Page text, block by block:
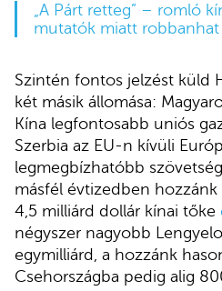
„A Párt retteg” – romló
mutatók miatt
Szintén fontos jelzést küld
két másik állomása:
Kína legfontosabb uniós
Szerbia az EU-n kívüli
legmegbízhatóbb
másfél évtizedben hozzánk
4,5 milliárd dollár kínai tőke
négyszer nagyobb
egymilliárd, a hozzánk
Csehországba pedig alig